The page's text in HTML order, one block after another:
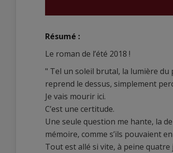
Résumé :
Le roman de l’été 2018 !
" Tel un soleil brutal, la lumière du
reprend le dessus, simplement
Je vais mourir ici.
C’est une certitude.
Une seule question me hante, la
mémoire, comme s’ils pouvaient
Tout est allé si vite, à peine quatre